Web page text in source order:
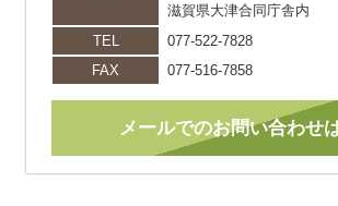
滋賀県大津合同庁舎内
TEL
077-522-7828
FAX
077-516-7858
メールでのお問い合わせ